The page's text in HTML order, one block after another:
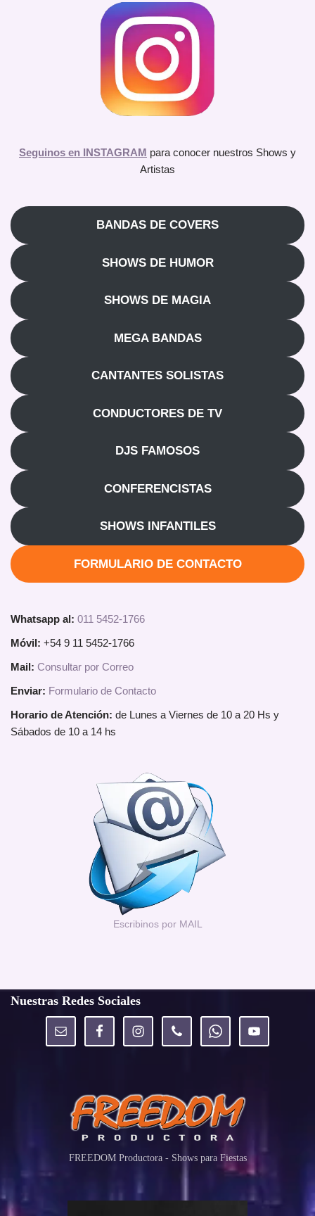
Seguinos en INSTAGRAM para conocer nuestros Shows y
Artistas
BANDAS DE COVERS
SHOWS DE HUMOR
SHOWS DE MAGIA
MEGA BANDAS
CANTANTES SOLISTAS
CONDUCTORES DE TV
DJS FAMOSOS
CONFERENCISTAS
SHOWS INFANTILES
FORMULARIO DE CONTACTO
Whatsapp al: 011 5452-1766
Móvil: +54 9 11 5452-1766
Mail: Consultar por Correo
Enviar: Formulario de Contacto
Horario de Atención: de Lunes a Viernes de 10 a 20 Hs y
Sábados de 10 a 14 hs
Escribinos por MAIL
Nuestras Redes Sociales
FREEDOM Productora - Shows para Fiestas